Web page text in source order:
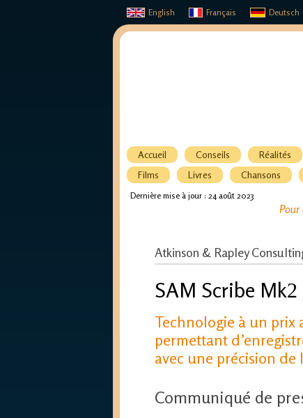
English Français Deutsch
Accueil Conseils Réalités
Films
Livres Chansons
Dernière mise à jour : 24 août 2023
Pour
Atkinson & Rapley
SAM Scribe Mk2
Technologie à un prix
permettant
avec une précision de
Communiqué de